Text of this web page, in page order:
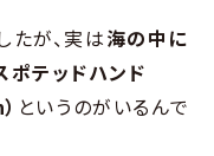
たが、実は海の中に
ポテッドハンド
というのがいるんで